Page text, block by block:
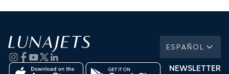
ESPAÑOL
NEWSLETTER